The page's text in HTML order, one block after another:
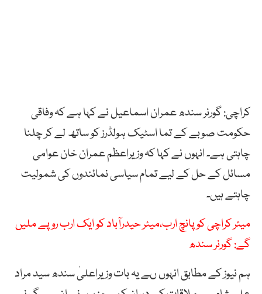
کراچی: گورنر سندھ عمران اسماعیل نے کہا ہے کہ وفاقی
حکومت صوبے کے تما اسٹیک ہولڈرز کو ساتھ لے کر چلنا
چاہتی ہے۔ انہوں نے کہا کہ وزیراعظم عمران خان عوامی
مسائل کے حل کے لیے تمام سیاسی نمائندوں کی شمولیت
چاہتے ہیں۔
میئر کراچی کو پانچ ارب،میئر حیدرآباد کو ایک ارب روپے ملیں
گے: گورنر سندھ
ہم نیوز کے مطابق انہوں ںے یہ بات وزیراعلیٰ سندھ سید مراد